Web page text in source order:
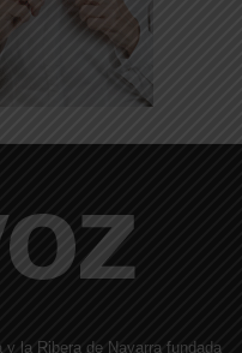
la Ribera de Navarra fundada